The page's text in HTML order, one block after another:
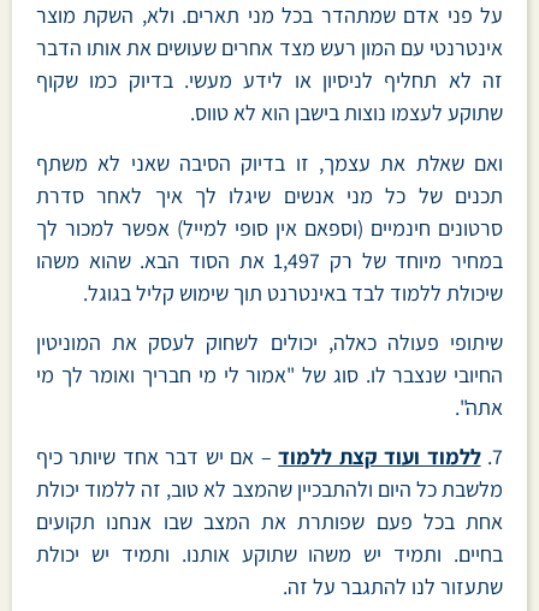
על פני אדם שמתהדר בכל מני תארים. ולא, השקת מוצר
אינטרנטי עם המון רעש מצד אחרים שעושים את אותו הדבר
זה לא תחליף לניסיון או לידע מעשי. בדיוק כמו שקוף
שתוקע לעצמו נוצות בישבן הוא לא טווס.
ואם שאלת את עצמך, זו בדיוק הסיבה שאני לא משתף
תכנים של כל מני אנשים שיגלו לך איך לאחר סדרת
סרטונים חינמיים (וספאם אין סופי למייל) אפשר למכור לך
במחיר מיוחד של רק 1,497 את הסוד הבא. שהוא משהו
שיכולת ללמוד לבד באינטרנט תוך שימוש קליל בגוגל.
שיתופי פעולה כאלה, יכולים לשחוק לעסק את המוניטין
החיובי שנצבר לו. סוג של "אמור לי מי חבריך ואומר לך מי
אתה".
7. ללמוד ועוד קצת ללמוד– אם יש דבר אחד שיותר כיף
מלשבת כל היום ולהתבכיין שהמצב לא טוב, זה ללמוד יכולת
אחת בכל פעם שפותרת את המצב שבו אנחנו תקועים
בחיים. ותמיד יש משהו שתוקע אותנו. ותמיד יש יכולת
שתעזור לנו להתגבר על זה.